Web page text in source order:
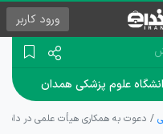
ورود کاربر
علوم پزشکی همدان
دعوت به همکاری هیأت علمی در